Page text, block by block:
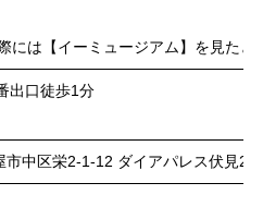
には【イーミュージアム】を見たと
出口徒歩1分
中区栄2-1-12 ダイアパレス伏見2階